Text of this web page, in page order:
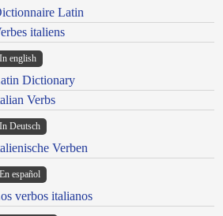
Latin
italiens
In english
Dictionary
Verbs
In Deutsch
Verben
En español
verbos italianos